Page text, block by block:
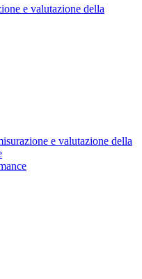
e valutazione della
e valutazione della